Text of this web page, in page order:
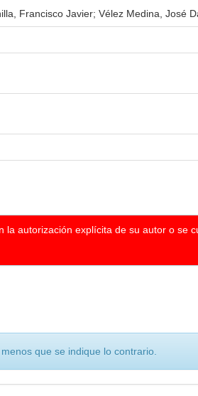
Francisco Javier; Vélez Medina, José
autorización explícita de su autor o se
que se indique lo contrario.